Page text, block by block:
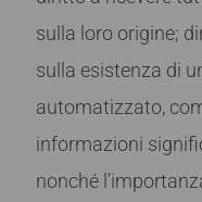
sulla loro origine;
sulla esistenza di
automatizzato,
informazioni
nonché